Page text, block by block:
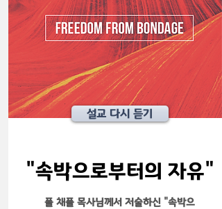
설교 다시 듣기
"속박으로부터의 자유"
폴 채플 목사님께서 저술하신 "속박으